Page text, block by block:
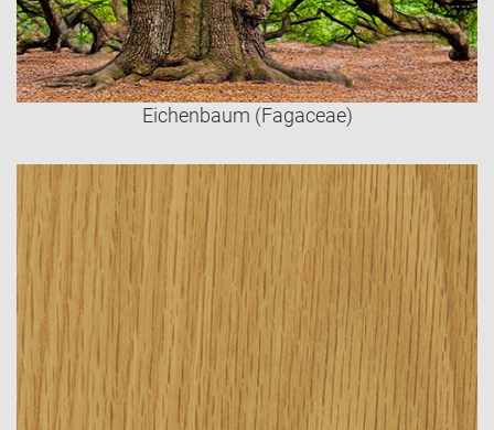
Eichenbaum (Fagaceae)